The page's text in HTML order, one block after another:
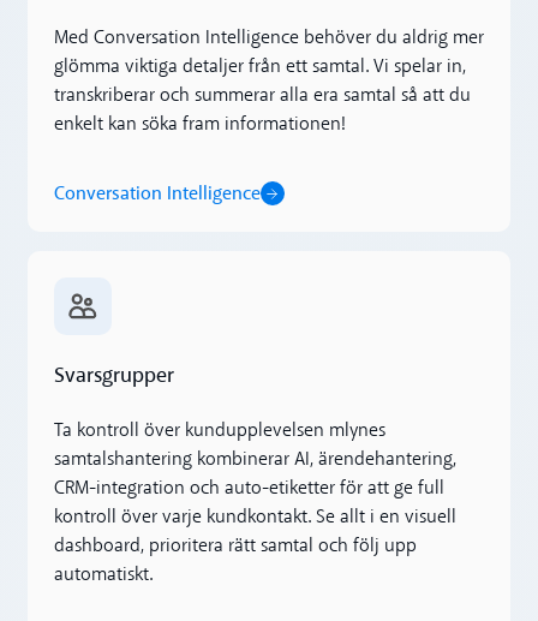
Med Conversation Intelligence behöver du aldrig mer
glömma viktiga detaljer från ett samtal. Vi spelar in,
transkriberar och summerar alla era samtal så att du
enkelt kan söka fram informationen!
Conversation Intelligence
Svarsgrupper
Ta kontroll över kundupplevelsen mlynes
samtalshantering kombinerar AI, ärendehantering,
CRM-integration och auto-etiketter för att ge full
kontroll över varje kundkontakt. Se allt i en visuell
dashboard, prioritera rätt samtal och följ upp
automatiskt.
Svarsgrupper